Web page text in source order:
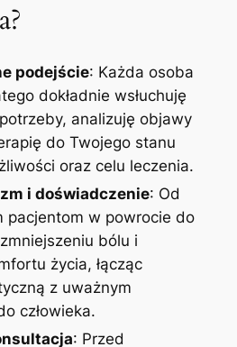
podejście: Każda osoba
dokładnie wsłuchuję
analizuję objawy
do Twojego stanu
oraz celu leczenia.
i doświadczenie: Od
pacjentom w powrocie do
bólu i
życia, łącząc
z uważnym
człowieka.
: Przed